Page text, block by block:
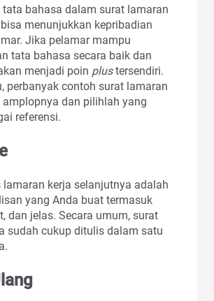
tata bahasa dalam surat lamaran
menunjukkan kepribadian
Jika pelamar mampu
tata bahasa secara baik dan
menjadi poin plustersendiri.
perbanyak contoh surat lamaran
amplopnya dan pilihlah yang
referensi.
kerja selanjutnya adalah
yang Anda buat termasuk
dan jelas. Secara umum, surat
sudah cukup ditulis dalam satu